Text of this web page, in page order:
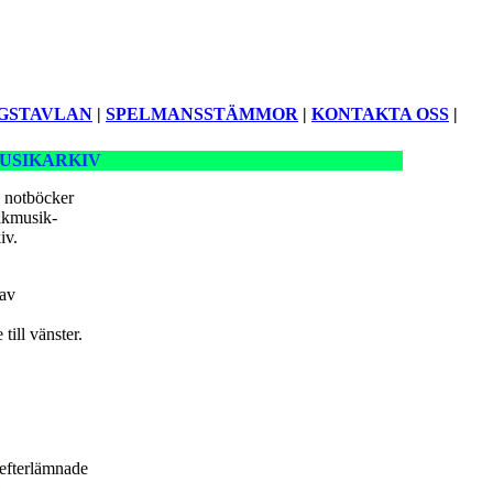
| SPELMANSSTÄMMOR | KONTAKTA OSS |
notböcker
till vänster.
efterlämnade